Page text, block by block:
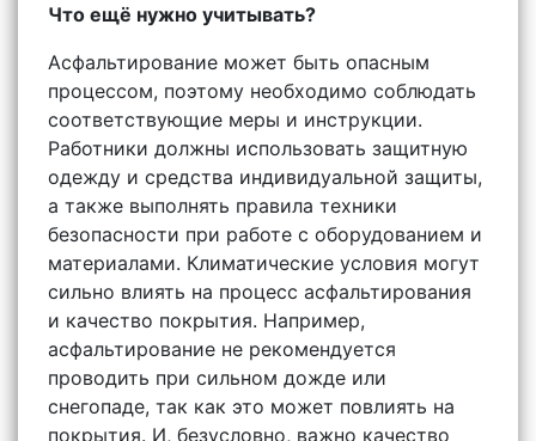
Что ещё нужно учитывать?
Асфальтирование может быть опасным
процессом, поэтому необходимо соблюдать
соответствующие меры и инструкции.
Работники должны использовать защитную
одежду и средства индивидуальной защиты,
а также выполнять правила техники
безопасности при работе с оборудованием и
материалами. Климатические условия могут
сильно влиять на процесс асфальтирования
и качество покрытия. Например,
асфальтирование не рекомендуется
проводить при сильном дожде или
снегопаде, так как это может повлиять на
покрытия. И, безусловно, важно качество